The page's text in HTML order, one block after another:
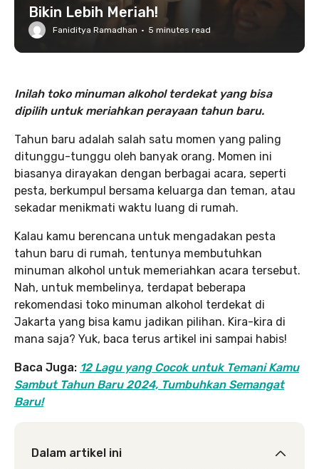
Bikin Lebih Meriah!
Faniditya Ramadhan · 5 minutes read
Inilah toko minuman alkohol terdekat yang bisa
dipilih untuk meriahkan perayaan tahun baru.
Tahun baru adalah salah satu momen yang paling
ditunggu-tunggu oleh banyak orang. Momen ini
biasanya dirayakan dengan berbagai acara, seperti
pesta, berkumpul bersama keluarga dan teman, atau
sekadar menikmati waktu luang di rumah.
Kalau kamu berencana untuk mengadakan pesta
tahun baru di rumah, tentunya membutuhkan
minuman alkohol untuk memeriahkan acara tersebut.
Nah, untuk membelinya, terdapat beberapa
rekomendasi toko minuman alkohol terdekat di
Jakarta yang bisa kamu jadikan pilihan. Kira-kira di
mana saja? Yuk, baca terus artikel ini sampai habis!
Baca Juga: 12 Lagu yang Cocok untuk Temani Kamu
Sambut Tahun Baru 2024, Tumbuhkan Semangat
Baru!
Dalam artikel ini